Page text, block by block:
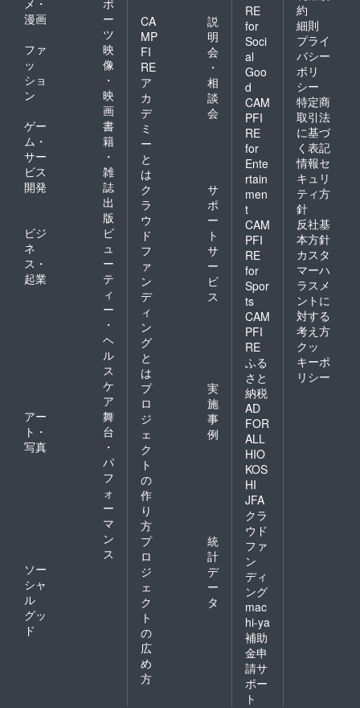
メ・
漫画
ポ
ー
ツ
ファ
ッ
ショ
ン
映
像
・
映
画
ゲー
ム・
サー
ビス
開発
書
籍
・
雑
誌
出
版
ビジ
ネ
ス・
起業
ビ
ュ
ー
テ
ィ
ー
・
ヘ
ル
ス
ケ
ア
アー
ト・
写真
舞
台
・
パ
フ
ォ
ー
マ
ン
ス
ソー
シャ
ル
グッ
ド
CA
MP
FI
RE
ア
カ
デ
ミ
ー
と
は
説
明
会
・
相
談
会
ク
ラ
ウ
ド
フ
ァ
ン
デ
ィ
ン
グ
と
は
サ
ポ
ー
ト
サ
ー
ビ
ス
プ
ロ
ジ
ェ
ク
ト
の
作
り
方
実
施
事
例
プ
ロ
ジ
ェ
ク
ト
の
広
め
方
統
計
デ
ー
タ
RE
for
Soci
al
Goo
d
CAM
PFI
RE
for
Ente
rtain
men
t
CAM
PFI
RE
for
Spor
ts
CAM
PFI
RE
ふる
さと
納税
AD
FOR
ALL
HIO
KOS
HI
JFA
クラ
ウド
ファ
ン
ディ
ング
mac
hi-ya
補助
金申
請サ
ポー
ト
約
細則
プライ
バシー
ポリ
シー
特定商
取引法
に基づ
く表記
情報セ
キュリ
ティ方
針
反社基
本方針
カスタ
マーハ
ラスメ
ントに
対する
考え方
クッ
キーポ
リシー